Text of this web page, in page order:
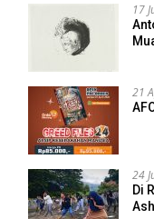
17
21
24
Di